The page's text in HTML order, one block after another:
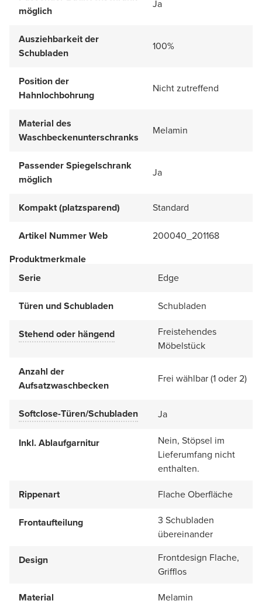
möglich
Ja
Ausziehbarkeit der
Schubladen
100%
Position der
Hahnlochbohrung
Nicht zutreffend
Material des
Waschbeckenunterschranks
Melamin
Passender Spiegelschrank
möglich
Ja
Kompakt (platzsparend) Standard
Artikel Nummer Web
200040_201168
Produktmerkmale
Serie
Edge
Türen und Schubladen Schubladen
Stehend oder hängend
Freistehendes
Möbelstück
Anzahl der
Aufsatzwaschbecken
Frei wählbar (1 oder 2)
Softclose-Türen/Schubladen Ja
Inkl. Ablaufgarnitur
Nein, Stöpsel im
Lieferumfang nicht
enthalten.
Rippenart
Flache Oberfläche
Frontaufteilung
3 Schubladen
übereinander
Design
Frontdesign Flache,
Grifflos
Material
Melamin